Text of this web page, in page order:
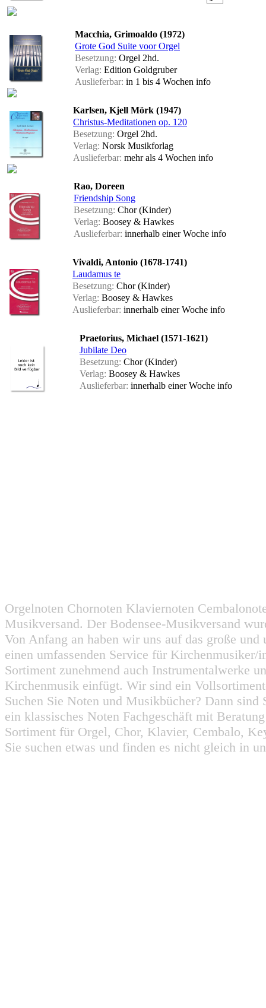
Macchia, Grimoaldo (1972)
Grote God Suite voor Orgel
Besetzung: Orgel 2hd.
Verlag: Edition Goldgruber
Auslieferbar: in 1 bis 4 Wochen info
Karlsen, Kjell Mörk (1947)
Christus-Meditationen op. 120
Besetzung: Orgel 2hd.
Verlag: Norsk Musikforlag
Auslieferbar: mehr als 4 Wochen info
Rao, Doreen
Friendship Song
Besetzung: Chor (Kinder)
Verlag: Boosey & Hawkes
Auslieferbar: innerhalb einer Woche info
Vivaldi, Antonio (1678-1741)
Laudamus te
Besetzung: Chor (Kinder)
Verlag: Boosey & Hawkes
Auslieferbar: innerhalb einer Woche info
Praetorius, Michael (1571-1621)
Jubilate Deo
Besetzung: Chor (Kinder)
Verlag: Boosey & Hawkes
Auslieferbar: innerhalb einer Woche info
Orgelnoten Chornoten Klaviernoten
Musikversand. Der Bodensee-Musikversand
Von Anfang an haben wir uns auf das große
einen umfassenden Service für
Sortiment zunehmend auch Instrumentalwerke
Kirchenmusik einfügt. Wir sind ein
Suchen Sie Noten und Musikbücher? Dann
ein klassisches Noten Fachgeschäft mit
Sortiment für Orgel, Chor, Klavier, Cembalo,
Sie suchen etwas und finden es nicht gleich in